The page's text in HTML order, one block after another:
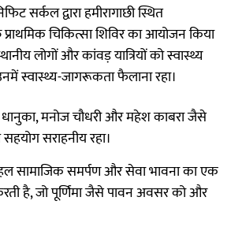
सर्कल द्वारा हमीरागाछी स्थित
चिकित्सा शिविर का आयोजन किया
लोगों और कांवड़ यात्रियों को स्वास्थ्य
स्वास्थ्य-जागरूकता फैलाना रहा।
मनोज चौधरी और महेश काबरा जैसे
सराहनीय रहा।
सामाजिक समर्पण और सेवा भावना का एक
है, जो पूर्णिमा जैसे पावन अवसर को और